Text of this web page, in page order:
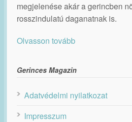
megjelenése akár a gerincben
rosszindulatú daganatnak is.
Olvasson tovább
Gerinces Magazin
Adatvédelmi nyilatkozat
Impresszum